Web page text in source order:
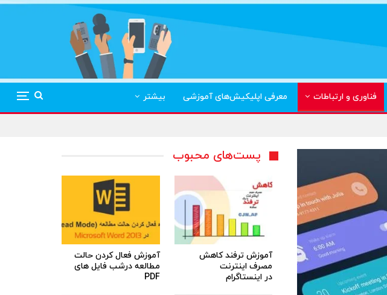
فناوری و ارتباطات معرفی اپلیکیش‌های آموزشی بیشتر
پست‌های محبوب
آموزش ترفند کاهش
مصرف اینترنت
در اینستاگرام
آموزش فعال کردن حالت
مطالعه درشب فایل های
PDF